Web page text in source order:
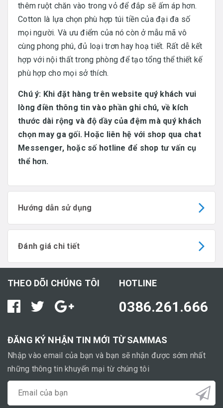
thêm ruột chăn vào trong vỏ để đắp sẽ ấm áp hơn.
Cotton là lựa chọn phù hợp túi tiền của đại đa số
mọi người. Và ưu điểm của nó còn ở mẫu mã vô
cùng phong phú, đủ loại trơn hay hoạ tiết. Rất dễ kết
hợp với nội thất trong phòng để tạo tổng thể thiết kế
phù hợp cho mọi sở thích.
Chú ý: Khi đặt hàng trên website quý khách vui
lòng điền thông tin vào phần ghi chú, về kích
thước dài rộng và độ dầy của đệm mà quý khách
chọn may ga gối. Hoặc liên hệ với shop qua chat
Messenger, hoặc số hotline để shop tư vấn cụ
thể hơn.
Hướng dẫn sử dụng
Đánh giá chi tiết
THEO DÕI CHÚNG TÔI HOTLINE
0386.261.666
ĐĂNG KÝ NHẬN TIN MỚI TỪ SAMMAS
Nhập vào email của bạn và bạn sẽ nhận được sớm nhất
những thông tin khuyến mại từ chúng tôi